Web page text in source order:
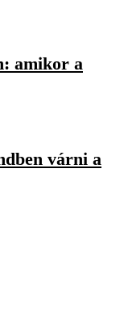
amikor a
várni a